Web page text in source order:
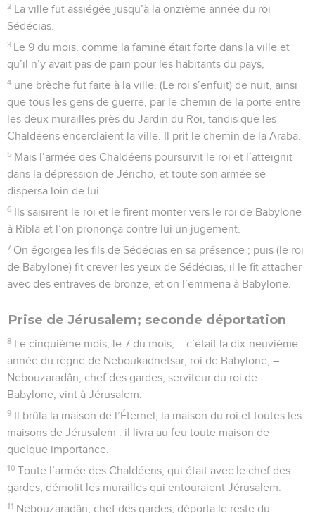
2 La ville fut assiégée jusqu’à la onzième année du roi
Sédécias.
3 Le 9 du mois, comme la famine était forte dans la ville et
qu’il n’y avait pas de pain pour les habitants du pays,
4 une brèche fut faite à la ville. (Le roi s’enfuit) de nuit, ainsi
que tous les gens de guerre, par le chemin de la porte entre
les deux murailles près du Jardin du Roi, tandis que les
Chaldéens encerclaient la ville. Il prit le chemin de la Araba.
5 Mais l’armée des Chaldéens poursuivit le roi et l’atteignit
dans la dépression de Jéricho, et toute son armée se
dispersa loin de lui.
6 Ils saisirent le roi et le firent monter vers le roi de Babylone
à Ribla et l’on prononça contre lui un jugement.
7 On égorgea les fils de Sédécias en sa présence ; puis (le roi
de Babylone) fit crever les yeux de Sédécias, il le fit attacher
avec des entraves de bronze, et on l’emmena à Babylone.
Prise de Jérusalem; seconde déportation
8 Le cinquième mois, le 7 du mois, – c’était la dix-neuvième
année du règne de Neboukadnetsar, roi de Babylone, –
Nebouzaradân, chef des gardes, serviteur du roi de
Babylone, vint à Jérusalem.
9 Il brûla la maison de l’Éternel, la maison du roi et toutes les
maisons de Jérusalem : il livra au feu toute maison de
quelque importance.
10 Toute l’armée des Chaldéens, qui était avec le chef des
gardes, démolit les murailles qui entouraient Jérusalem.
11 Nebouzaradân, chef des gardes, déporta le reste du